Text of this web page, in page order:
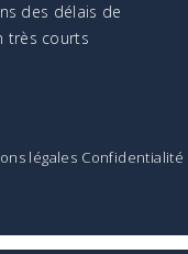
des délais de
très courts
légales Confidentialité